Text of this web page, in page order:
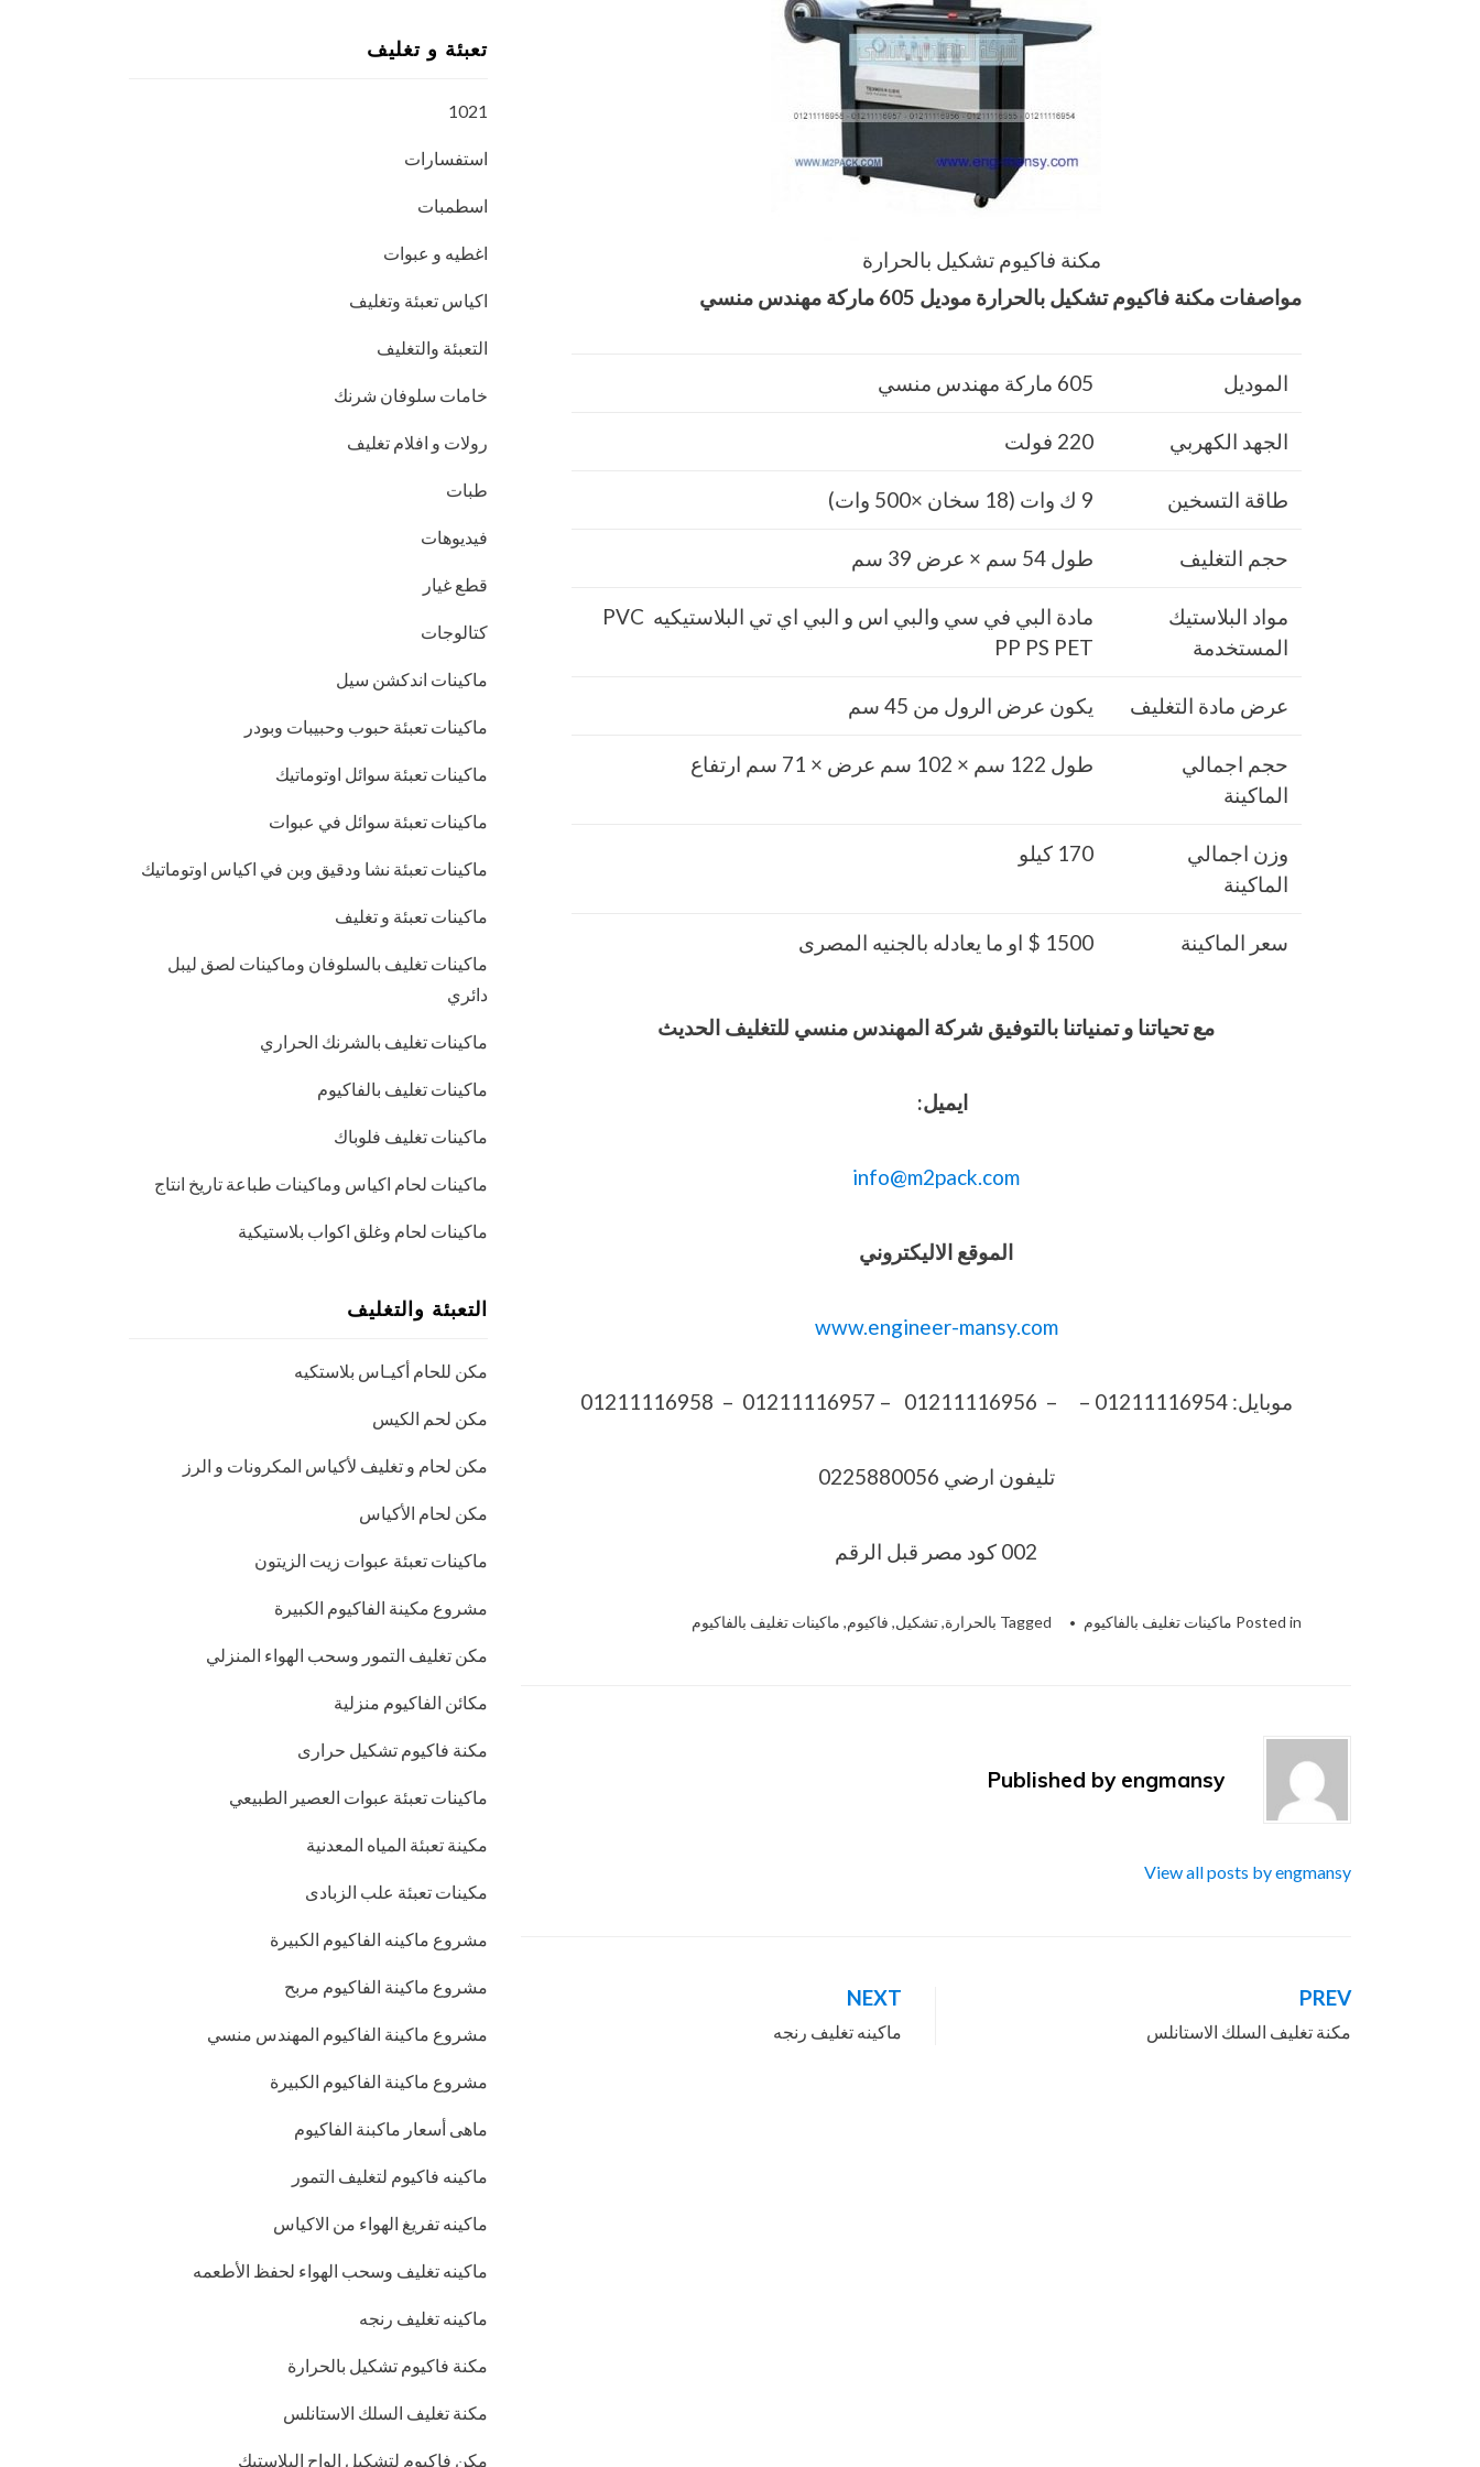
مكنة فاكيوم تشكيل بالحرارة
مواصفات مكنة فاكيوم تشكيل بالحرارة موديل 605 ماركة مهندس منسي
الموديل 605 ماركة مهندس منسي
الجهد الكهربي 220 فولت
طاقة التسخين 9 ك وات (18 سخان ×500 وات)
حجم التغليف طول 54 سم × عرض 39 سم
مواد البلاستيك
المستخدمة
مادة البي في سي والبي اس و البي اي تي البلاستيكيه PVC
PP PS PET
عرض مادة التغليف يكون عرض الرول من 45 سم
حجم اجمالي
الماكينة
طول 122 سم × 102 سم عرض × 71 سم ارتفاع
وزن اجمالي
الماكينة
170 كيلو
سعر الماكينة 1500 $ او ما يعادله بالجنيه المصرى
مع تحياتنا و تمنياتنا بالتوفيق شركة المهندس منسي للتغليف الحديث
ايميل:
info@m2pack.com
الموقع الاليكتروني
www.engineer-mansy.com
موبايل: 01211116954 – – 01211116956 – 01211116957 – 01211116958
تليفون ارضي 0225880056
002 كود مصر قبل الرقم​
Posted in ماكينات تغليف بالفاكيوم Tagged بالحرارة,تشكيل, فاكيوم, ماكينات تغليف بالفاكيوم
Published by engmansy
View all posts by engmansy
تصفّح
المقالات
PREV
مكنة تغليف السلك الاستانلس
NEXT
ماكينه تغليف رنجه
تعبئة و تغليف
1021
استفسارات
اسطمبات
اغطيه و عبوات
اكياس تعبئة وتغليف
التعبئة والتغليف
خامات سلوفان شرنك
رولات و افلام تغليف
طبات
فيديوهات
قطع غيار
كتالوجات
ماكينات اندكشن سيل
ماكينات تعبئة حبوب وحبيبات وبودر
ماكينات تعبئة سوائل اوتوماتيك
ماكينات تعبئة سوائل في عبوات
ماكينات تعبئة نشا ودقيق وبن في اكياس اوتوماتيك
ماكينات تعبئة و تغليف
ماكينات تغليف بالسلوفان وماكينات لصق ليبل
دائري
ماكينات تغليف بالشرنك الحراري
ماكينات تغليف بالفاكيوم
ماكينات تغليف فلوباك
ماكينات لحام اكياس وماكينات طباعة تاريخ انتاج
ماكينات لحام وغلق اكواب بلاستيكية
التعبئة والتغليف
مكن للحام أكيـاس بلاستكيه
مكن لحم الكيس
مكن لحام و تغليف لأكياس المكرونات و الرز
مكن لحام الأكياس
ماكينات تعبئة عبوات زيت الزيتون
مشروع مكينة الفاكيوم الكبيرة
مكن تغليف التمور وسحب الهواء المنزلي
مكائن الفاكيوم منزلية
مكنة فاكيوم تشكيل حرارى
ماكينات تعبئة عبوات العصير الطبيعي
مكينة تعبئة المياه المعدنية
مكينات تعبئة علب الزبادى
مشروع ماكينه الفاكيوم الكبيرة
مشروع ماكينة الفاكيوم مربح
مشروع ماكينة الفاكيوم المهندس منسي
مشروع ماكينة الفاكيوم الكبيرة
ماهى أسعار ماكبنة الفاكيوم
ماكينه فاكيوم لتغليف التمور
ماكينه تفريغ الهواء من الاكياس
ماكينه تغليف وسحب الهواء لحفظ الأطعمه
ماكينه تغليف رنجه
مكنة فاكيوم تشكيل بالحرارة
مكنة تغليف السلك الاستانلس
مكن فاكيوم لتشكيل الواح البلاستيك